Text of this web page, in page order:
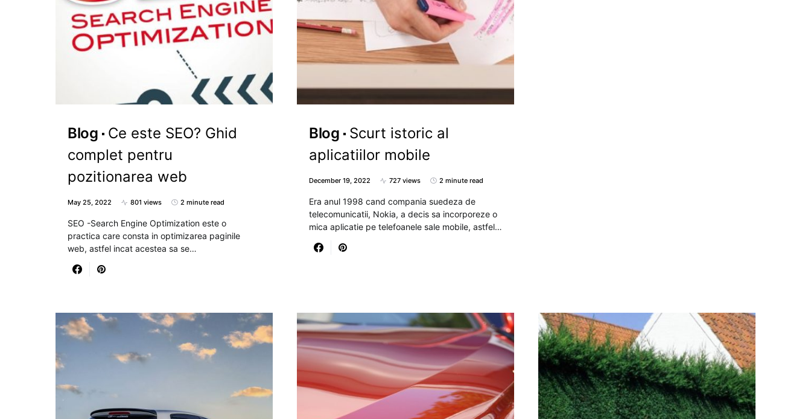
Blog
Ce este SEO? Ghid
complet pentru
pozitionarea web
May 25, 2022 801 views 2 minute read
SEO -Search Engine Optimization este o
practica care consta in optimizarea paginile
web, astfel incat acestea sa se…
Blog
Scurt istoric al
aplicatiilor mobile
December 19, 2022 727 views 2 minute read
Era anul 1998 cand compania suedeza de
telecomunicatii, Nokia, a decis sa incorporeze o
mica aplicatie pe telefoanele sale mobile, astfel…